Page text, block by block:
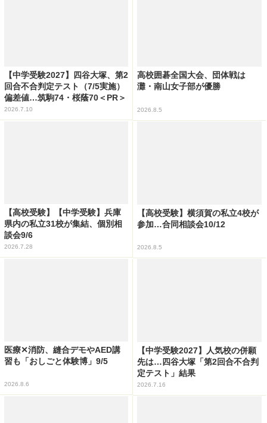
【中学受験2027】四谷大塚、第2
回合不合判定テスト（7/5実施）
偏差値…筑駒74・桜蔭70＜PR＞
2026.7.10
高校囲碁全国大会、団体戦は
灘・南山女子部が優勝
2026.8.5
【高校受験】【中学受験】兵庫
県内の私立31校が集結、個別相
談会9/6
2026.7.28
【高校受験】横須賀の私立4校が
参加…合同相談会10/12
2026.8.5
医療✕消防、縫合デモやAED講
習も「おしごと体験博」9/5
2026.8.6
【中学受験2027】人気校の併願
先は…四谷大塚「第2回合不合判
定テスト」結果
2026.7.16